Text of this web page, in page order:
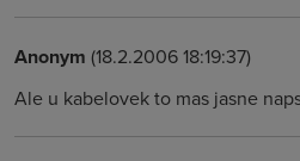
Anonym (18.2.2006 18:19:37)
Ale u kabelovek to mas jasne